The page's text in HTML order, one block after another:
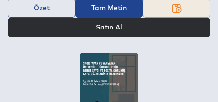
Özet Tam Metin
Satın Al